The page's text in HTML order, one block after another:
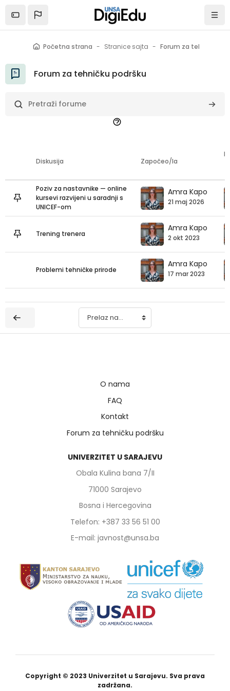
Početna strana Stranice sajta Forum za tehničku
Forum za tehničku podršku
Pretraži forume
List of discussions. Showing 3 of 3
Diskusija Započeo/la
Poziv za nastavnike — online
kursevi razvijeni u saradnji s
UNICEF-om
Amra Kapo
21 maj 2026
Trening trenera
Amra Kapo
2 okt 2023
Problemi tehničke prirode
Amra Kapo
17 mar 2023
Prelaz na...
O nama
FAQ
Kontakt
Forum za tehničku podršku
UNIVERZITET U SARAJEVU
Obala Kulina bana 7/II
71000 Sarajevo
Bosna i Hercegovina
Telefon: +387 33 56 51 00
E-mail: javnost@unsa.ba
Copyright © 2023 Univerzitet u Sarajevu. Sva prava
zadržana.